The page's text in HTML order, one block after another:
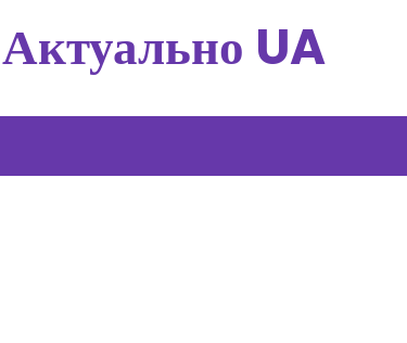
Актуально UA